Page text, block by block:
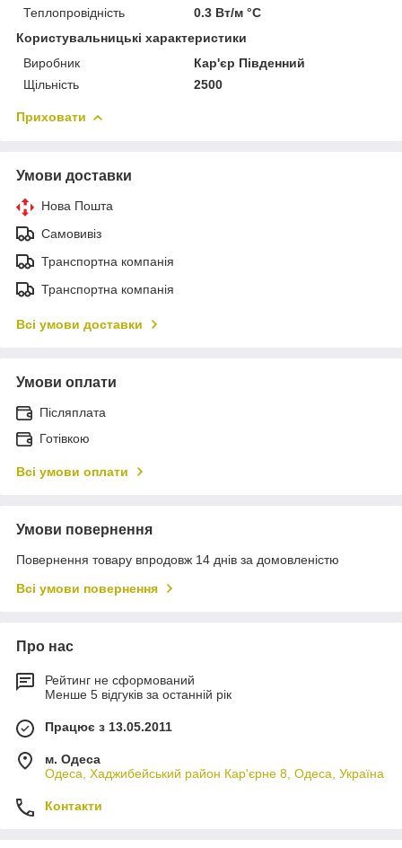
Теплопровідність
0.3 Вт/м °С
Користувальницькі характеристики
Виробник
Кар'єр Південний
Щільність
2500
Приховати
Умови доставки
Нова Пошта
Самовивіз
Транспортна компанія
Транспортна компанія
Всі умови доставки
Умови оплати
Післяплата
Готівкою
Всі умови оплати
Умови повернення
Повернення товару впродовж 14 днів за домовленістю
Всі умови повернення
Про нас
Рейтинг не сформований
Менше 5 відгуків за останній рік
Працює з 13.05.2011
м. Одеса
Одеса, Хаджибейський район Кар'єрне 8, Одеса, Україна
Контакти